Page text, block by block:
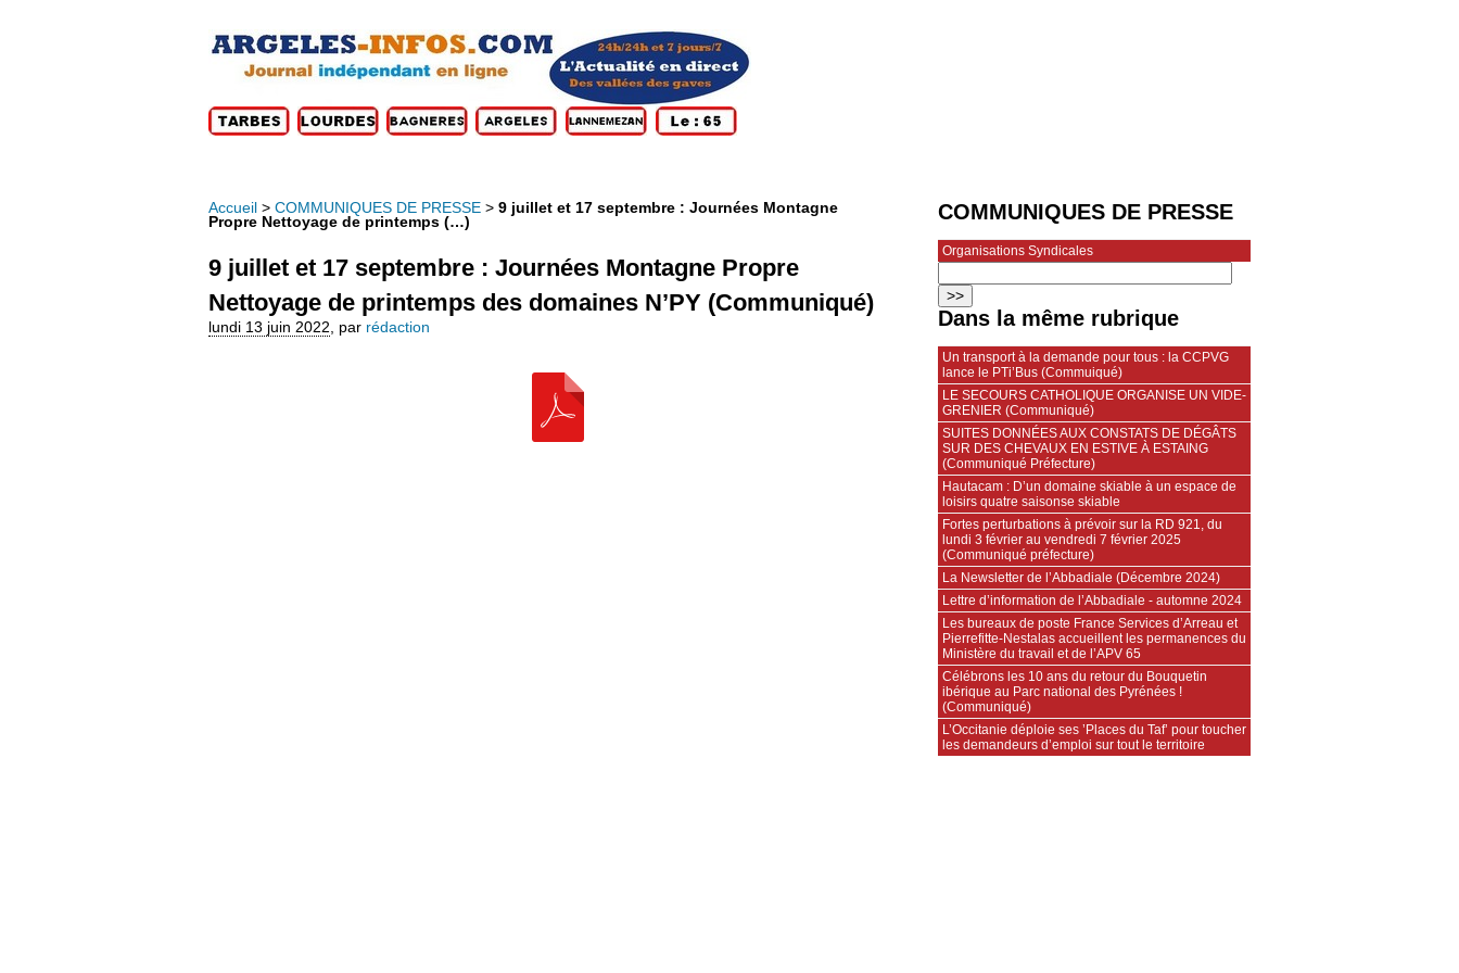
Accueil > COMMUNIQUES DE PRESSE > 9 juillet et 17 septembre : Journées Montagne
Propre Nettoyage de printemps (…)
9 juillet et 17 septembre : Journées Montagne Propre
Nettoyage de printemps des domaines N’PY (Communiqué)
lundi 13 juin 2022 par rédaction
COMMUNIQUES DE PRESSE
Organisations Syndicales
Dans la même rubrique
Un transport à la demande pour tous : la CCPVG
lance le PTi’Bus (Commuiqué)
LE SECOURS CATHOLIQUE ORGANISE UN VIDE-
GRENIER (Communiqué)
SUITES DONNÉES AUX CONSTATS DE DÉGÂTS
SUR DES CHEVAUX EN ESTIVE À ESTAING
(Communiqué Préfecture)
Hautacam : D’un domaine skiable à un espace de
loisirs quatre saisonse skiable
Fortes perturbations à prévoir sur la RD 921, du
lundi 3 février au vendredi 7 février 2025
(Communiqué préfecture)
La Newsletter de l’Abbadiale (Décembre 2024)
Lettre d’information de l’Abbadiale - automne 2024
Les bureaux de poste France Services d’Arreau et
Pierrefitte-Nestalas accueillent les permanences du
Ministère du travail et de l’APV 65
Célébrons les 10 ans du retour du Bouquetin
ibérique au Parc national des Pyrénées !
(Communiqué)
L’Occitanie déploie ses ’Places du Taf’ pour toucher
les demandeurs d’emploi sur tout le territoire